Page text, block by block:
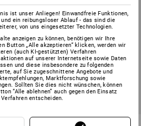
Spanngurte, 1-teilig mit
ist unser Anliegen! Einwandfreie Funktionen,
ein reibungsloser Ablauf - das sind die
von uns eingesetzter Technologien.
anzeigen zu können, benötigen wir Ihre
Button „Alle akzeptieren“ klicken, werden wir
(auch KI-gestützten) Verfahren
auf unserer Internetseite sowie Daten
und diese insbesondere zu folgenden
auf Sie zugeschnittene Angebote und
Marktforschung sowie
Sollten Sie dies nicht wünschen, können
“Alle ablehnen” auch gegen den Einsatz
entscheiden.